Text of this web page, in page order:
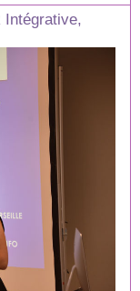
Intégrative,